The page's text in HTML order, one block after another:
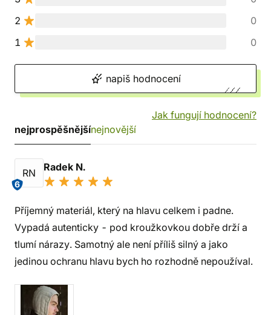
2
0
1
0
napiš hodnocení
Jak fungují hodnocení?
nejprospěšnějšínejnovější
RN
6
Radek N.
Příjemný materiál, který na hlavu celkem i padne.
Vypadá autenticky - pod kroužkovkou dobře drží a
tlumí nárazy. Samotný ale není příliš silný a jako
jedinou ochranu hlavu bych ho rozhodně nepoužíval.